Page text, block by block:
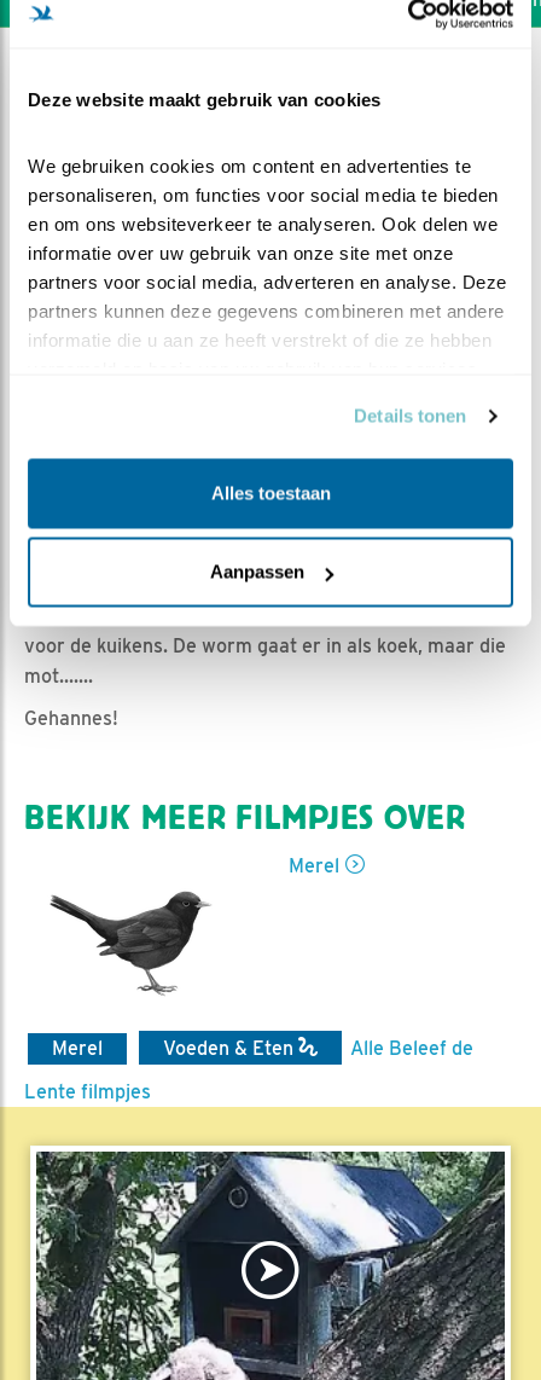
Deze website maakt gebruik van cookies
We gebruiken cookies om content en advertenties te
personaliseren, om functies voor social media te bieden
en om ons websiteverkeer te analyseren. Ook delen we
informatie over uw gebruik van onze site met onze
partners voor social media, adverteren en analyse. Deze
partners kunnen deze gegevens combineren met andere
informatie die u aan ze heeft verstrekt of die ze hebben
Details tonen
Alles toestaan
Aanpassen
Gehannes met een mot
Emil | Geplaatst op 21 juni 2021, 21:35 | Vind ik leuk|
|
653x
Man merel neemt een kleine worm en een mot mee
voor de kuikens. De worm gaat er in als koek, maar die
mot.......
Gehannes!
BEKIJK MEER FILMPJES OVER
Merel
Merel Voeden & Eten
Alle Beleef de
Lente filmpjes